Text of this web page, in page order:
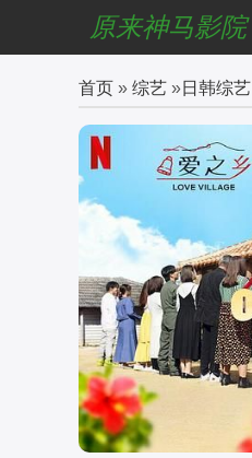
原来神马影院
首页 » 综艺 »日韩综艺